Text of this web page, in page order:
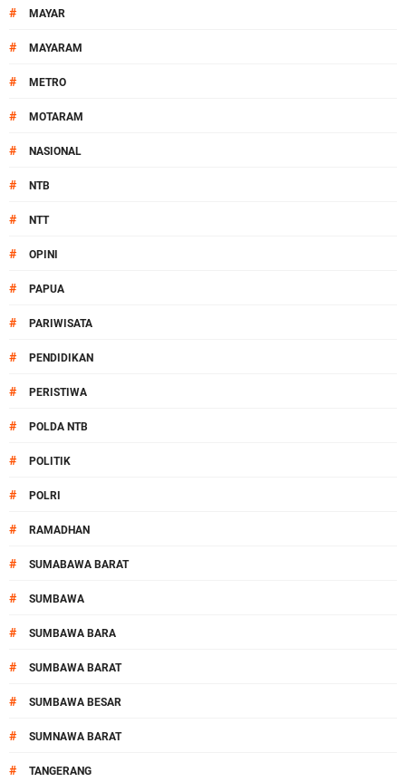
# MAYAR
# MAYARAM
# METRO
# MOTARAM
# NASIONAL
# NTB
# NTT
# OPINI
# PAPUA
# PARIWISATA
# PENDIDIKAN
# PERISTIWA
# POLDA NTB
# POLITIK
# POLRI
# RAMADHAN
# SUMABAWA BARAT
# SUMBAWA
# SUMBAWA BARA
# SUMBAWA BARAT
# SUMBAWA BESAR
# SUMNAWA BARAT
# TANGERANG